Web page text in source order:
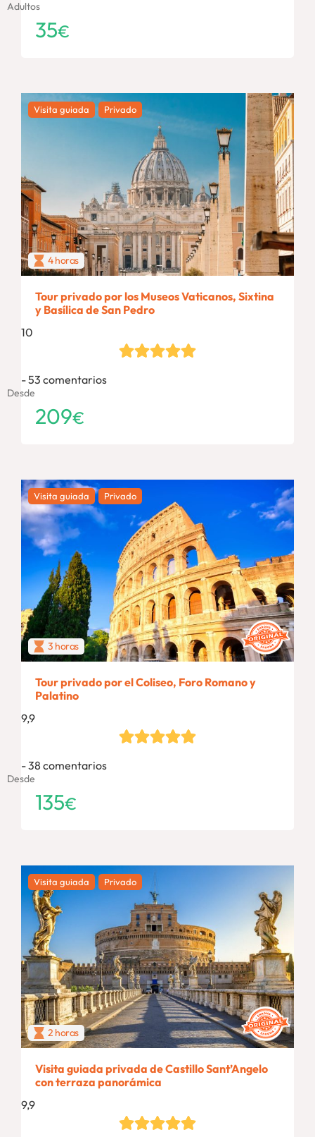
Adultos
35€
Visita guiada Privado
4 horas
Tour privado por los Museos Vaticanos, Sixtina
y Basílica de San Pedro
10
53 comentarios
Desde
209€
Visita guiada Privado
3 horas
Tour privado por el Coliseo, Foro Romano y
Palatino
9,9
38 comentarios
Desde
135€
Visita guiada Privado
2 horas
Visita guiada privada de Castillo Sant’Angelo
con terraza panorámica
9,9